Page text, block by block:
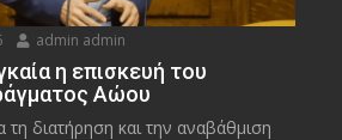
admin admin
η επισκευή του
Αώου
τη διατήρηση και την αναβάθμιση